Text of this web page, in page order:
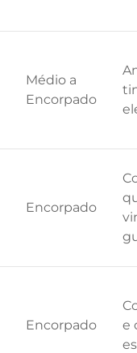
Médio a
Encorpado
Encorpado
Encorpado
e